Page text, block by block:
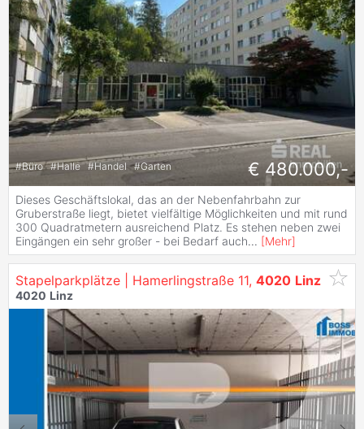
#Büro #Halle #Handel #Garten € 480.000,-
Dieses Geschäftslokal, das an der Nebenfahrbahn zur
Gruberstraße liegt, bietet vielfältige Möglichkeiten und mit rund
300 Quadratmetern ausreichend Platz. Es stehen neben zwei
Eingängen ein sehr großer - bei Bedarf auch... [Mehr]
Stapelparkplätze | Hamerlingstraße 11, 4020 Linz
4020 Linz